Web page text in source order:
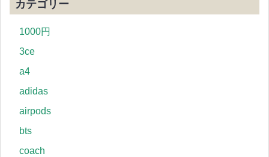
カテゴリー
1000円
3ce
a4
adidas
airpods
bts
coach